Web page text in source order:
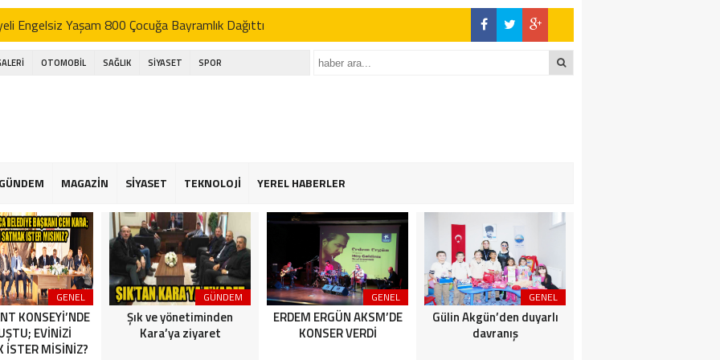
Engelsiz Yaşam 800 Çocuğa Bayramlık Dağıttı
AK SEFER
basın bu ülkenin dördüncü kuvvetidir
festival alanında havai fişek kazası
Engelsiz Yaşam 800 Çocuğa Bayramlık Dağıttı
AK SEFER
basın bu ülkenin dördüncü kuvvetidir
festival alanında havai fişek kazası
OTOMOBİL SAĞLIK SİYASET SPOR
GÜNDEM MAGAZİN SİYASET TEKNOLOJİ YEREL HABERLER
GENEL
KONSEYİ’NDE
EVİNİZİ
İSTER MİSİNİZ?
GÜNDEM
Şık ve yönetiminden
Kara’ya ziyaret
GENEL
ERDEM ERGÜN AKSM’DE
KONSER VERDİ
GENEL
Gülin Akgün’den duyarlı
davranış